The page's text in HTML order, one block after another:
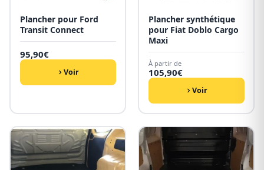
Plancher pour Ford
Transit Connect
95,90€
Voir
Plancher synthétique
pour Fiat Doblo Cargo
Maxi
À partir de
105,90€
Voir